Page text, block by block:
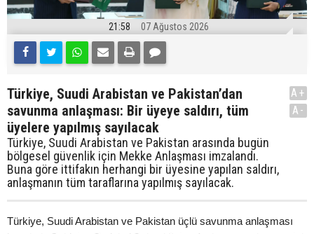
21:58 07 Ağustos 2026
Türkiye, Suudi Arabistan ve Pakistan’dan
savunma anlaşması: Bir üyeye saldırı, tüm
üyelere yapılmış sayılacak
Türkiye, Suudi Arabistan ve Pakistan arasında bugün
bölgesel güvenlik için Mekke Anlaşması imzalandı.
Buna göre ittifakın herhangi bir üyesine yapılan saldırı,
anlaşmanın tüm taraflarına yapılmış sayılacak.
A+
A-
Türkiye, Suudi Arabistan ve Pakistan üçlü savunma anlaşması